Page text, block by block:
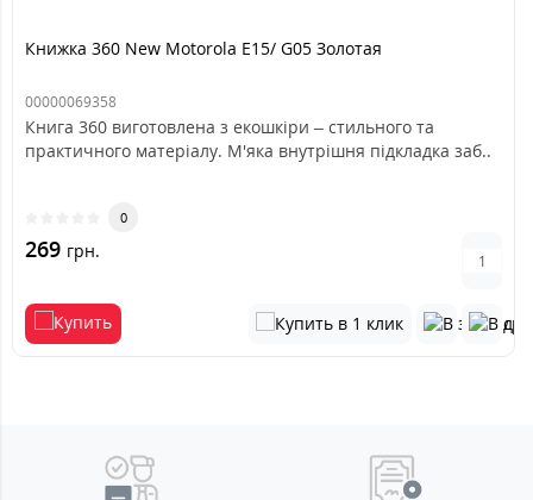
Книжка 360 New Motorola E15/ G05 Золотая
00000069358
Книга 360 виготовлена з екошкіри – стильного та
практичного матеріалу. М'яка внутрішня підкладка заб..
0
269 грн.